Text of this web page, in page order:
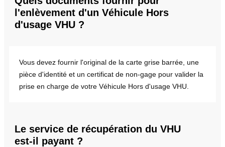
l'enlèvement d'un Véhicule Hors
d'usage VHU ?
Vous devez fournir l'original de la carte grise barrée, une
pièce d'identité et un certificat de non-gage pour valider la
prise en charge de votre Véhicule Hors d'usage VHU.
Le service de récupération du VHU
est-il payant ?